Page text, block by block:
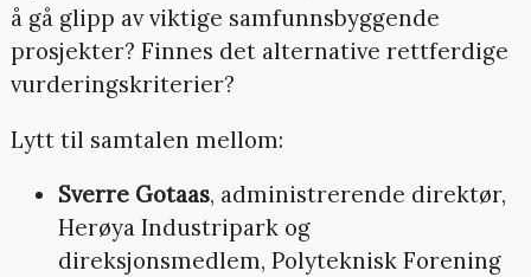
å gå glipp av viktige samfunnsbyggende
prosjekter? Finnes det alternative rettferdige
vurderingskriterier?
Lytt til samtalen mellom:
Sverre Gotaas, administrerende direktør,
Herøya Industripark og
direksjonsmedlem, Polyteknisk Forening